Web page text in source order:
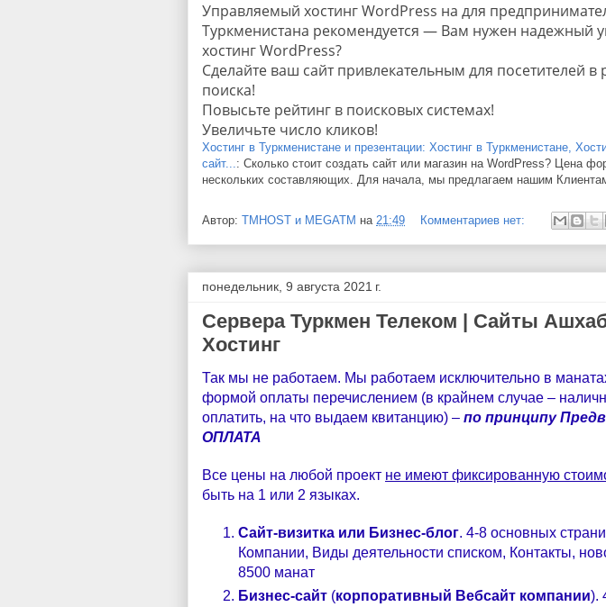
Управляемый хостинг WordPress на для
Туркменистана рекомендуется — Вам нужен надежный
хостинг WordPress?
Сделайте ваш сайт привлекательным для посетителей в
поиска!
Повысьте рейтинг в поисковых системах!
Увеличьте число кликов!
Хостинг в Туркменистане и презентации: Хостинг в Туркменистане,
сайт...: Сколько стоит создать сайт или магазин на WordPress? Цена
нескольких составляющих. Для начала, мы предлагаем нашим
Автор: TMHOST и MEGATM на 21:49 Комментариев нет:
понедельник, 9 августа 2021 г.
Сервера Туркмен Телеком | Сайты
Хостинг
Так мы не работаем. Мы работаем исключительно в
формой оплаты перечислением (в крайнем случае –
оплатить, на что выдаем квитанцию) – по принципу
ОПЛАТА
Все цены на любой проект не имеют фиксированную
быть на 1 или 2 языках.
Сайт-визитка или Бизнес-блог. 4-8 основных
Компании, Виды деятельности списком, Контакты,
8500 манат
Бизнес-сайт (корпоративный Вебсайт компании).